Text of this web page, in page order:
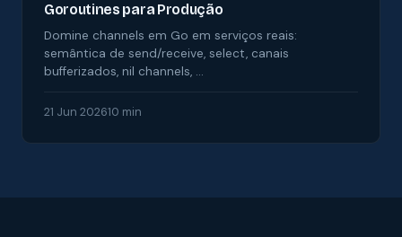
Goroutines para Produção
Domine channels em Go em serviços reais:
semântica de send/receive, select, canais
bufferizados, nil channels, …
21 Jun 202610 min